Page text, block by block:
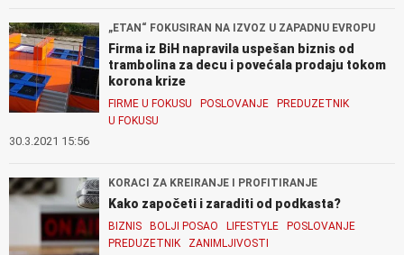
„ETAN“ FOKUSIRAN NA IZVOZ U ZAPADNU EVROPU
Firma iz BiH napravila uspešan biznis od
trambolina za decu i povećala prodaju tokom
korona krize
FIRME U FOKUSU POSLOVANJE
PREDUZETNIK
U FOKUSU
30.3.2021 15:56
KORACI ZA KREIRANJE I PROFITIRANJE
Kako započeti i zaraditi od podkasta?
BIZNIS BOLJI POSAO LIFESTYLE
POSLOVANJE
PREDUZETNIK
ZANIMLJIVOSTI